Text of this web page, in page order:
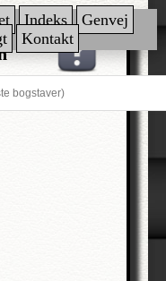
Indeks
Genvej
Kontakt